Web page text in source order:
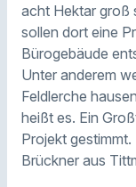
acht Hektar groß
sollen dort eine
Bürogebäude
Unter anderem
Feldlerche
heißt es. Ein
Projekt
Brückner aus